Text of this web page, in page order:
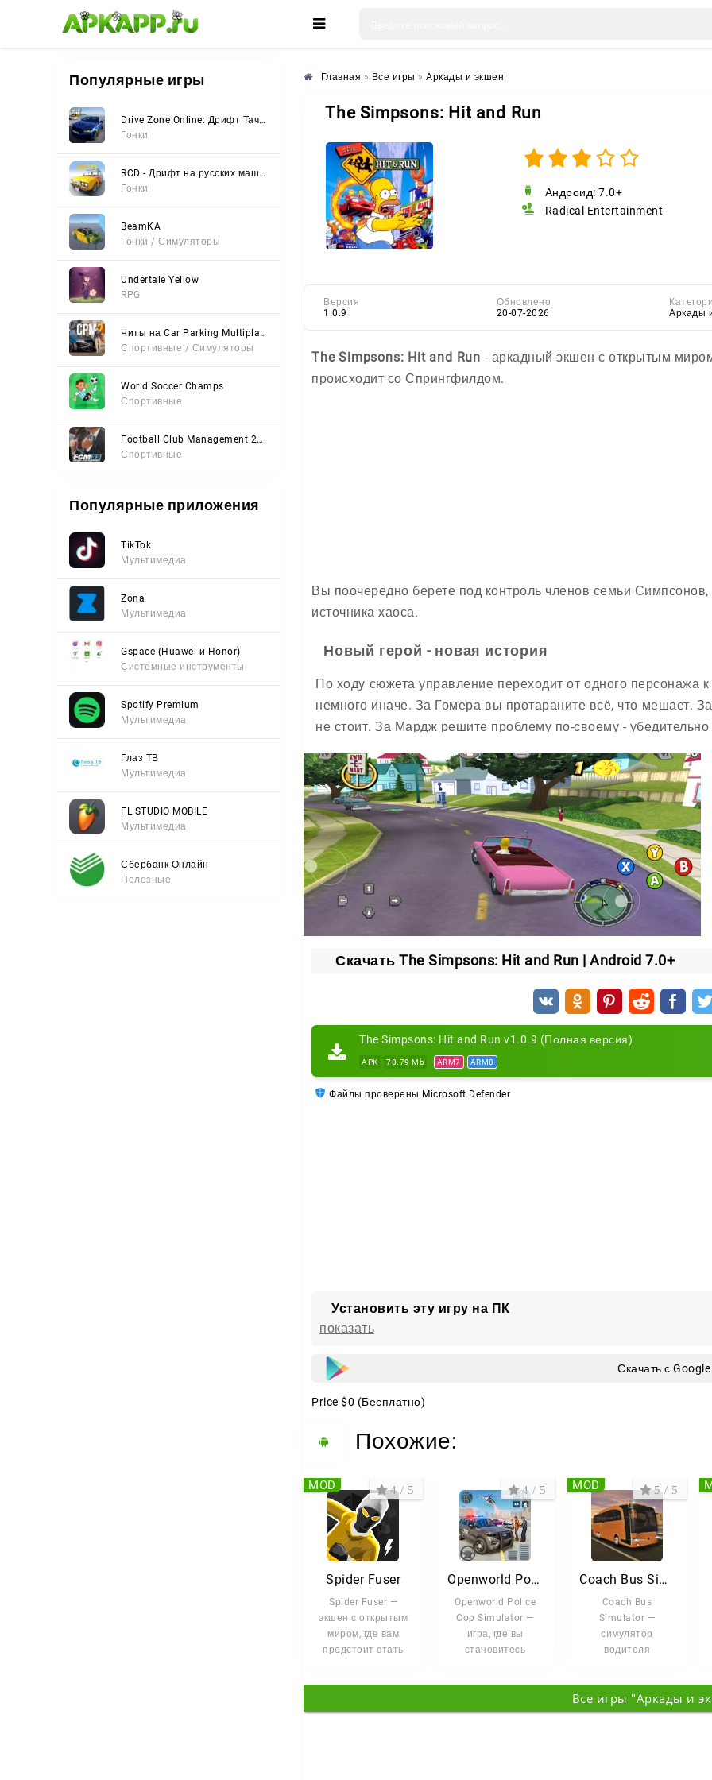
🌸 🌼 🌺
Популярные игры
Drive Zone Online: Дрифт Тачки
Гонки
RCD - Дрифт на русских машинах
Гонки
BeamKA
Гонки / Симуляторы
Undertale Yellow
RPG
Читы на Car Parking Multiplayer 2 (Все открыто, Мод-Меню)
Спортивные / Симуляторы
World Soccer Champs
Спортивные
Football Club Management 2023
Спортивные
Популярные приложения
TikTok
Мультимедиа
Zona
Мультимедиа
Gspace (Huawei и Honor)
Системные инструменты
Spotify Premium
Мультимедиа
Глаз ТВ
Мультимедиа
FL STUDIO MOBILE
Мультимедиа
Сбербанк Онлайн
Полезные
Главная » Все игры » Аркады и экшен
The Simpsons: Hit and Run
Андроид: 7.0+
Radical Entertainment
Версия
1.0.9
Обновлено
20-07-2026
Аркады
The Simpsons: Hit and Run - аркадный экшен с открытым
происходит со Спрингфилдом.
Вы поочередно берете под контроль членов семьи
источника хаоса.
Новый герой - новая история
По ходу сюжета управление переходит от одного персонажа
немного иначе. За Гомера вы протараните всё, что мешает.
не стоит. За Мардж решите проблему по-своему -
Задания тоже разные: где-то вам нужно успеть за отведённое
уйти от погони, не потеряв машину. По всему городу для
секретные маршруты и отсылки, которые фанаты сериала
Скачать The Simpsons: Hit and Run | Android 7.0+
The Simpsons: Hit and Run v1.0.9 (Полная версия)
APK 78.79 Mb ARM7 ARM8
Файлы проверены Microsoft Defender
Установить эту игру на ПК
показать
Скачать с
Price $0 (Бесплатно)
Похожие:
Spider Fuser
Spider Fuser —
экшен с открытым
миром, где вам
предстоит стать
4 / 5
MOD
Openworld Police Cop
Openworld Police
Cop Simulator —
игра, где вы
становитесь
4 / 5
Coach Bus Simulator
Coach Bus
Simulator —
симулятор
водителя
открытым миром,
детализированной
5 / 5
MOD
Все игры "Аркады и